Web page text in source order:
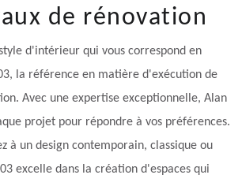
de rénovation
d'intérieur qui vous correspond en
la référence en matière d'exécution de
Avec une expertise exceptionnelle, Alan
projet pour répondre à vos préférences.
à un design contemporain, classique ou
excelle dans la création d'espaces qui